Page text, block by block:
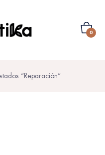
0
“Reparación”